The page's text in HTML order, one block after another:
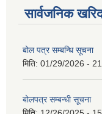
सार्वजनिक
बोल पत्र सम्बन्धि सूचना
मिति: 01/29/2026 -
बोलपत्र सम्बन्धी सूचना